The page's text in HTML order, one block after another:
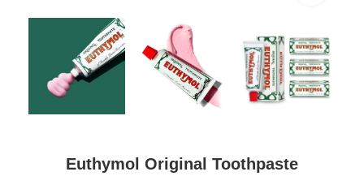
Euthymol Original Toothpaste